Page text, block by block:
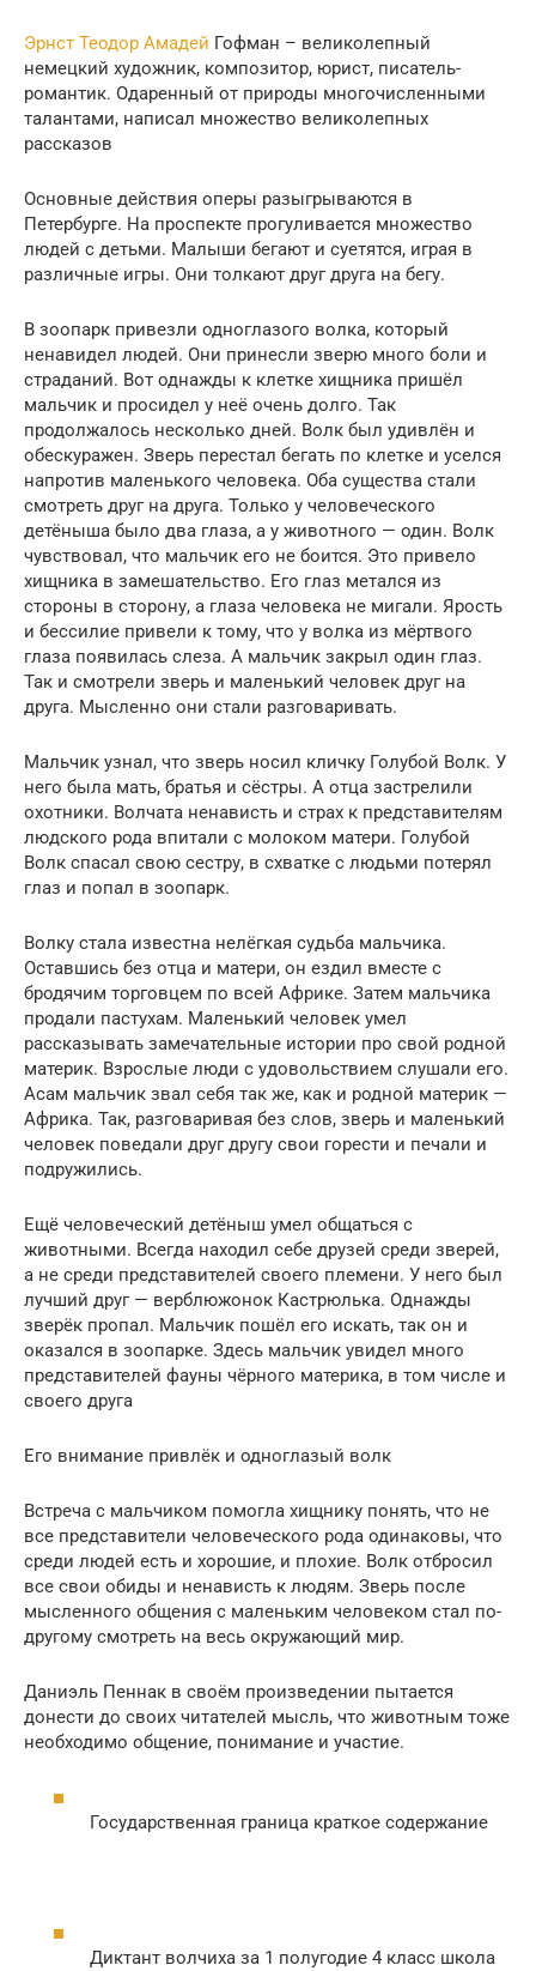
Эрнст Теодор Амадей Гофман – великолепный
немецкий художник, композитор, юрист, писатель-
романтик. Одаренный от природы многочисленными
талантами, написал множество великолепных
рассказов
Основные действия оперы разыгрываются в
Петербурге. На проспекте прогуливается множество
людей с детьми. Малыши бегают и суетятся, играя в
различные игры. Они толкают друг друга на бегу.
В зоопарк привезли одноглазого волка, который
ненавидел людей. Они принесли зверю много боли и
страданий. Вот однажды к клетке хищника пришёл
мальчик и просидел у неё очень долго. Так
продолжалось несколько дней. Волк был удивлён и
обескуражен. Зверь перестал бегать по клетке и уселся
напротив маленького человека. Оба существа стали
смотреть друг на друга. Только у человеческого
детёныша было два глаза, а у животного — один. Волк
чувствовал, что мальчик его не боится. Это привело
хищника в замешательство. Его глаз метался из
стороны в сторону, а глаза человека не мигали. Ярость
и бессилие привели к тому, что у волка из мёртвого
глаза появилась слеза. А мальчик закрыл один глаз.
Так и смотрели зверь и маленький человек друг на
друга. Мысленно они стали разговаривать.
Мальчик узнал, что зверь носил кличку Голубой Волк. У
него была мать, братья и сёстры. А отца застрелили
охотники. Волчата ненависть и страх к представителям
людского рода впитали с молоком матери. Голубой
Волк спасал свою сестру, в схватке с людьми потерял
глаз и попал в зоопарк.
Волку стала известна нелёгкая судьба мальчика.
Оставшись без отца и матери, он ездил вместе с
бродячим торговцем по всей Африке. Затем мальчика
продали пастухам. Маленький человек умел
рассказывать замечательные истории про свой родной
материк. Взрослые люди с удовольствием слушали его.
Асам мальчик звал себя так же, как и родной материк —
Африка. Так, разговаривая без слов, зверь и маленький
человек поведали друг другу свои горести и печали и
подружились.
Ещё человеческий детёныш умел общаться с
животными. Всегда находил себе друзей среди зверей,
а не среди представителей своего племени. У него был
лучший друг — верблюжонок Кастрюлька. Однажды
зверёк пропал. Мальчик пошёл его искать, так он и
оказался в зоопарке. Здесь мальчик увидел много
представителей фауны чёрного материка, в том числе и
своего друга
Его внимание привлёк и одноглазый волк
Встреча с мальчиком помогла хищнику понять, что не
все представители человеческого рода одинаковы, что
среди людей есть и хорошие, и плохие. Волк отбросил
все свои обиды и ненависть к людям. Зверь после
мысленного общения с маленьким человеком стал по-
другому смотреть на весь окружающий мир.
Даниэль Пеннак в своём произведении пытается
донести до своих читателей мысль, что животным тоже
необходимо общение, понимание и участие.
Государственная граница краткое содержание
Диктант волчиха за 1 полугодие 4 класс школа